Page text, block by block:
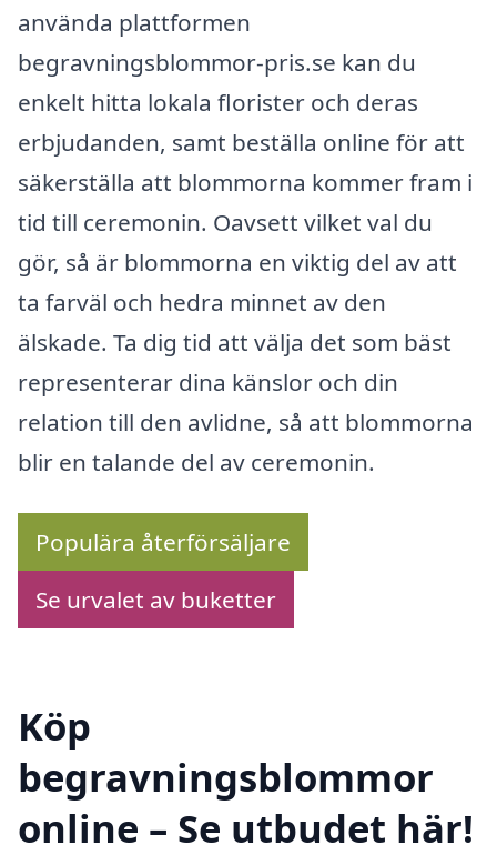
använda plattformen
begravningsblommor-pris.se kan du
enkelt hitta lokala florister och deras
erbjudanden, samt beställa online för att
säkerställa att blommorna kommer fram i
tid till ceremonin. Oavsett vilket val du
gör, så är blommorna en viktig del av att
ta farväl och hedra minnet av den
älskade. Ta dig tid att välja det som bäst
representerar dina känslor och din
relation till den avlidne, så att blommorna
blir en talande del av ceremonin.
Populära återförsäljare
Se urvalet av buketter
Köp
begravningsblommor
online – Se utbudet här!